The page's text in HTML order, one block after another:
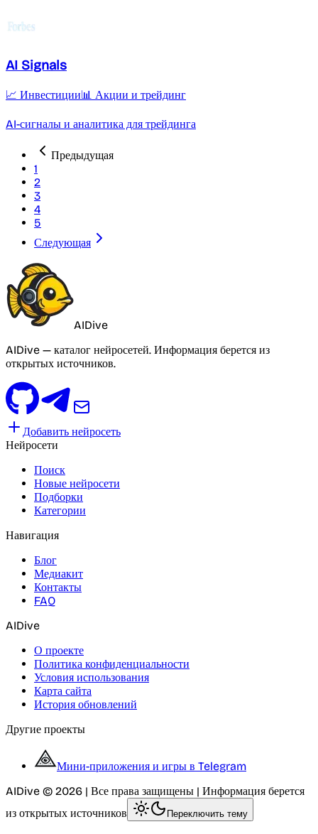
AI Signals
📈 Инвестиции📊 Акции и трейдинг
AI-сигналы и аналитика для трейдинга
Предыдущая
1
2
3
4
5
Следующая
AIDive
AIDive — каталог нейросетей. Информация берется из
открытых источников.
Добавить нейросеть
Нейросети
Поиск
Новые нейросети
Подборки
Категории
Навигация
Блог
Медиакит
Контакты
FAQ
AIDive
О проекте
Политика конфиденциальности
Условия использования
Карта сайта
История обновлений
Другие проекты
Мини-приложения и игры в Telegram
AIDive © 2026 | Все права защищены | Информация берется
из открытых источников
Переключить тему